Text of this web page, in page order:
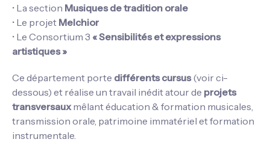
• La section Musiques de tradition orale
• Le projet Melchior
• Le Consortium 3 « Sensibilités et expressions
artistiques »
Ce département porte différents cursus(voir ci-
dessous) et réalise un travail inédit atour de projets
transversauxmêlant éducation & formation musicales,
transmission orale, patrimoine immatériel et formation
instrumentale.